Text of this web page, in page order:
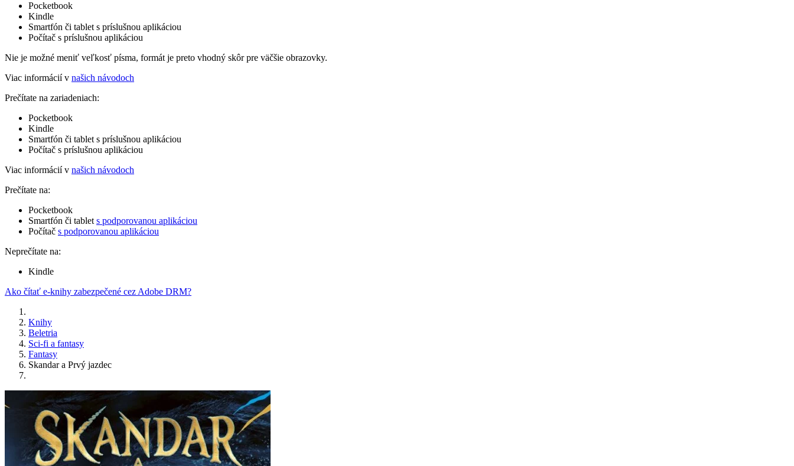
Pocketbook
Kindle
Smartfón či tablet s príslušnou aplikáciou
Počítač s príslušnou aplikáciou
Nie je možné meniť veľkosť písma, formát je preto vhodný skôr pre väčšie obrazovky.
Viac informácií v našich návodoch
Prečítate na zariadeniach:
Pocketbook
Kindle
Smartfón či tablet s príslušnou aplikáciou
Počítač s príslušnou aplikáciou
Viac informácií v našich návodoch
Prečítate na:
Pocketbook
Smartfón či tablet s podporovanou aplikáciou
Počítač s podporovanou aplikáciou
Neprečítate na:
Kindle
Ako čítať e-knihy zabezpečené cez Adobe DRM?
Knihy
Beletria
Sci-fi a fantasy
Fantasy
Skandar a Prvý jazdec